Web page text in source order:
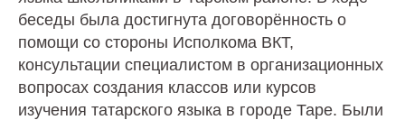
беседы была достигнута договорённость о
помощи со стороны Исполкома ВКТ,
консультации специалистом в организационных
вопросах создания классов или курсов
изучения татарского языка в городе Таре. Были